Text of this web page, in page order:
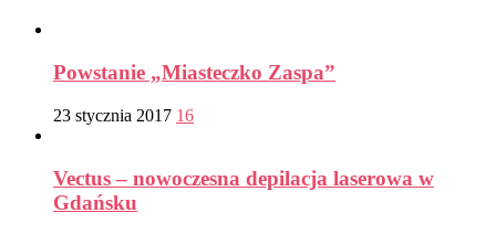
Powstanie „Miasteczko Zaspa”
23 stycznia 2017 16
Vectus – nowoczesna depilacja laserowa w
Gdańsku